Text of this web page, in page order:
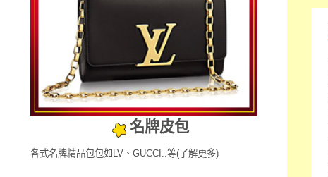
名牌皮包
各式名牌精品包包如LV、GUCCI..等(了解更多)